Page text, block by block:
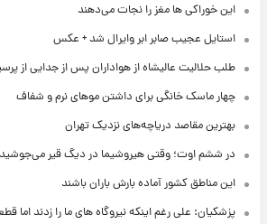
این خوراکی ها مغز را نجات می‌دهند
استایل عجیب صابر ابر وایرال شد + عکس
طلب حلالیت عالیشاه از هواداران پس از جدایی از
چهار ماسک خانگی برای داشتن موهای نرم و شفاف
بهترین مقاصد دریاچه‌های نزدیک تهران
در ششم اوت؛ وقتی هیروشیما در دیگ قیر می‌جوشید
این مناطق کشور آماده بارش باران باشند
پزشکیان: علی رغم اینکه نیروگاه های ما را زدند اما